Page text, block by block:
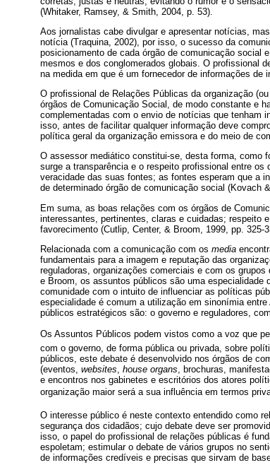
(Whitaker, Ramsey, & Smith, 2004, p. 53).
Aos jornalistas cabe divulgar e apresentar notícias,
notícia (Traquina, 2002), por isso, o sucesso da
posicionamento de cada órgão de comunicação social
mesmos e dos conglomerados globais. O profissional
na medida em que é um fornecedor de informações
O profissional de Relações Públicas da organização
órgãos de Comunicação Social, de modo constante e
complementadas com o envio de notícias que tenham
isso, antes de facilitar qualquer informação deve
política geral da organização emissora e do meio de
O assessor mediático constitui-se, desta forma, como
surge a transparência e o respeito profissional entre
veracidade das suas fontes; as fontes esperam que a
de determinado órgão de comunicação social (Kovach
Em suma, as boas relações com os órgãos de
interessantes, pertinentes, claras e cuidadas; respeito
favorecimento (Cutlip, Center, & Broom, 1999, pp. 325-
Relacionada com a comunicação com os media
fundamentais para a imagem e reputação das
reguladoras, organizações comerciais e com os grupos
e Broom, os assuntos públicos são uma
comunidade com o intuito de influenciar as políticas
especialidade é comum a utilização em sinonímia
públicos estratégicos são: o governo e reguladores,
Os Assuntos Públicos podem vistos como a voz que
com o governo, de forma pública ou privada, sobre
públicos, este debate é desenvolvido nos órgãos de
(eventos, websites, house organs, brochuras,
e encontros nos gabinetes e escritórios dos atores
organização maior será a sua influência em termos
O interesse público é neste contexto entendido como
segurança dos cidadãos; cujo debate deve ser
isso, o papel do profissional de relações públicas é
espoletam; estimular o debate de vários grupos no
de informações credíveis e precisas que sirvam de